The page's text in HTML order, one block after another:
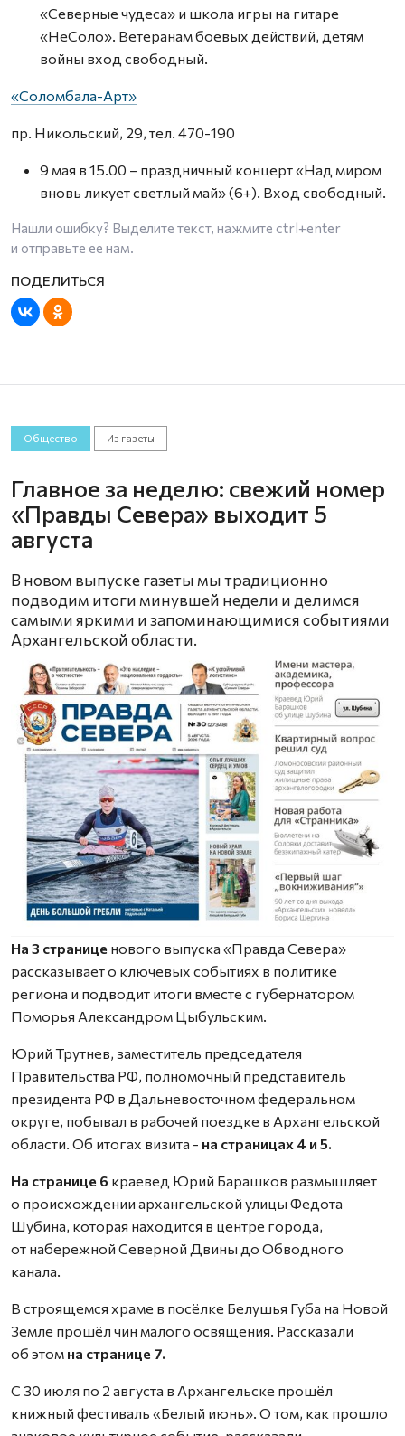
«Северные чудеса» и школа игры на гитаре
«НеСоло». Ветеранам боевых действий, детям
войны вход свободный.
«Соломбала-Арт»
пр. Никольский, 29, тел. 470-190
9 мая в 15.00 – праздничный концерт «Над миром
вновь ликует светлый май» (6+). Вход свободный.
Нашли ошибку? Выделите текст, нажмите ctrl+enter
и отправьте ее нам.
Общество Из газеты
Главное за неделю: свежий номер
«Правды Севера» выходит 5
августа
В новом выпуске газеты мы традиционно
подводим итоги минувшей недели и делимся
самыми яркими и запоминающимися событиями
Архангельской области.
На 3 странице нового выпуска «Правда Севера»
рассказывает о ключевых событиях в политике
региона и подводит итоги вместе с губернатором
Поморья Александром Цыбульским.
Юрий Трутнев, заместитель председателя
Правительства РФ, полномочный представитель
президента РФ в Дальневосточном федеральном
округе, побывал в рабочей поездке в Архангельской
области. Об итогах визита - на страницах 4 и 5.
На странице 6 краевед Юрий Барашков размышляет
о происхождении архангельской улицы Федота
Шубина, которая находится в центре города,
от набережной Северной Двины до Обводного
канала.
В строящемся храме в посёлке Белушья Губа на Новой
Земле прошёл чин малого освящения. Рассказали
об этом на странице 7.
С 30 июля по 2 августа в Архангельске прошёл
книжный фестиваль «Белый июнь». О том, как прошло